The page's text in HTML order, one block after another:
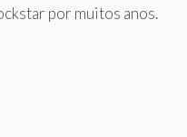
por muitos anos.